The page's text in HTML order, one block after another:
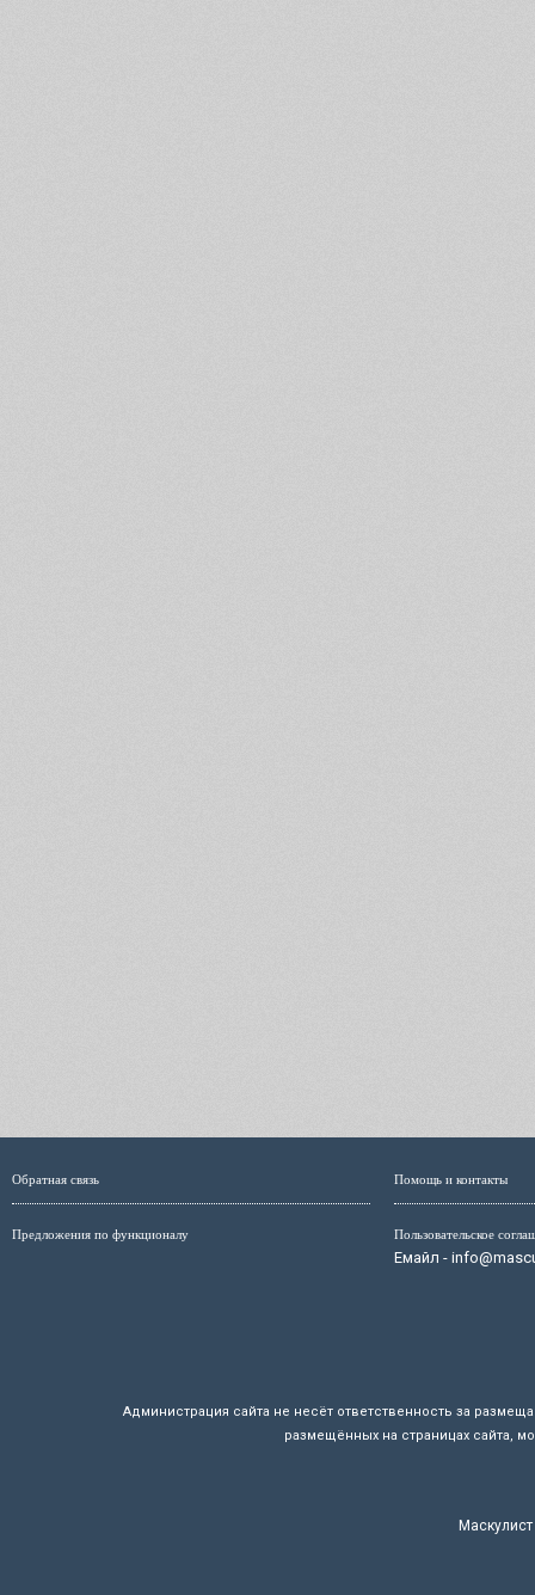
Обратная связь
Предложения по функционалу
Помощь и контакты
Пользовательское
Емайл -
Администрация сайта не несёт ответственность за
размещённых на страницах сайта,